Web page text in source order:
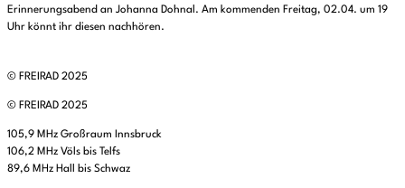
Erinnerungsabend an Johanna Dohnal. Am kommenden Freitag, 02.04. um 19
Uhr könnt ihr diesen nachhören.
© FREIRAD 2025
© FREIRAD 2025
105,9 MHz Großraum Innsbruck
106,2 MHz Völs bis Telfs
89,6 MHz Hall bis Schwaz